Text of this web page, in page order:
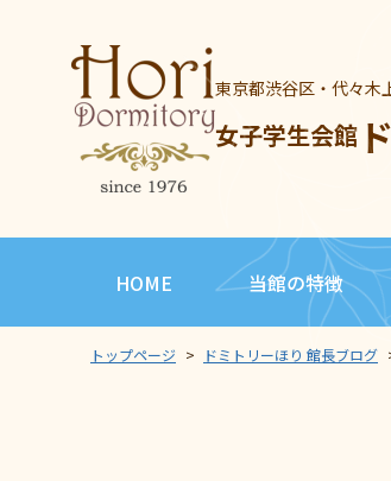
東京都渋谷区・代々木
女子学生会館
HOME 当館の特徴
トップページ > ドミトリーほり 館長ブログ